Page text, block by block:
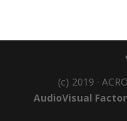
(c) 2019 ·
AudioVisual